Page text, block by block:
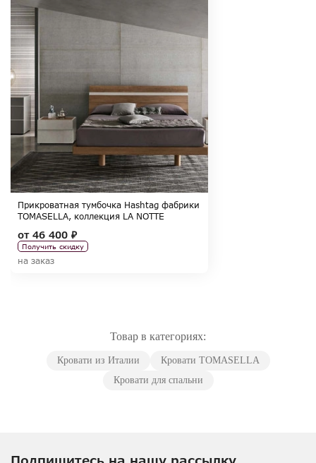
Прикроватная тумбочка Hashtag фабрики
TOMASELLA, коллекция LA NOTTE
от46 400 ₽
Получить скидку
на заказ
Товар в категориях:
Кровати из Италии
Кровати TOMASELLA
Кровати для спальни